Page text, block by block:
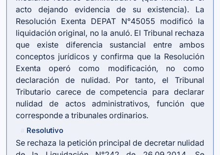
acto dejando evidencia de su existencia). La
Resolución Exenta DEPAT N°45055 modificó la
liquidación original, no la anuló. El Tribunal rechaza
que existe diferencia sustancial entre ambos
conceptos jurídicos y confirma que la Resolución
Exenta operó como modificación, no como
declaración de nulidad. Por tanto, el Tribunal
Tributario carece de competencia para declarar
nulidad de actos administrativos, función que
corresponde a tribunales ordinarios.
Resolutivo
Se rechaza la petición principal de decretar nulidad